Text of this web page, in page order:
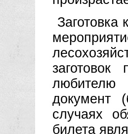
любителю
документ
случаях
билета